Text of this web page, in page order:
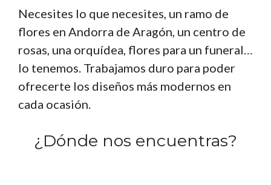
Necesites lo que necesites, un ramo de
flores en Andorra de Aragón, un centro de
rosas, una orquídea, flores para un funeral…
lo tenemos. Trabajamos duro para poder
ofrecerte los diseños más modernos en
cada ocasión.
¿Dónde nos encuentras?